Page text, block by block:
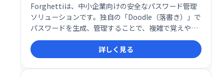
Forghettiは、中小企業向けの安全なパスワード管理
ソリューションです。独自の「Doodle（落書き）」で
パスワードを生成、管理することで、複雑で覚えやす
いパスワードを作成できます。付属のDoodlepadで線
や点などを組み合わせ、自分だけのDoodleを作成し、
各アプリへの安全なアクセスを実現します。複雑なパ
スワードの管理に悩む中小企業に最適です。
詳しく見る